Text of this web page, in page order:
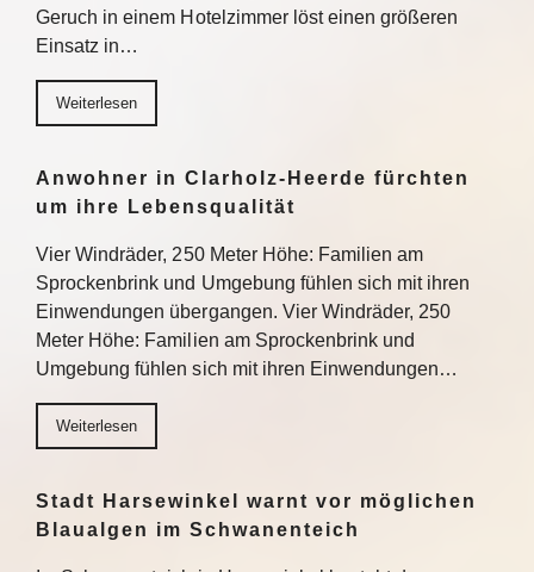
Geruch in einem Hotelzimmer löst einen größeren
Einsatz in…
Weiterlesen
Anwohner in Clarholz-Heerde fürchten
um ihre Lebensqualität
Vier Windräder, 250 Meter Höhe: Familien am
Sprockenbrink und Umgebung fühlen sich mit ihren
Einwendungen übergangen. Vier Windräder, 250
Meter Höhe: Familien am Sprockenbrink und
Umgebung fühlen sich mit ihren Einwendungen…
Weiterlesen
Stadt Harsewinkel warnt vor möglichen
Blaualgen im Schwanenteich